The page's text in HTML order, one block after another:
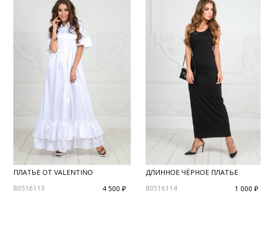
ПЛАТЬЕ ОТ VALENTINO
80516113
4 500 ₽
ДЛИННОЕ ЧЁРНОЕ ПЛАТЬЕ
80516114
1 000 ₽